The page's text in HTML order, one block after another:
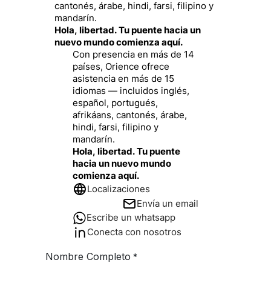
cantonés, árabe, hindi, farsi, filipino y
mandarín.
Hola, libertad. Tu puente hacia un
nuevo mundo comienza aquí.
Con presencia en más de 14
países, Orience ofrece
asistencia en más de 15
idiomas — incluidos inglés,
español, portugués,
afrikáans, cantonés, árabe,
hindi, farsi, filipino y
mandarín.
Hola, libertad. Tu puente
hacia un nuevo mundo
comienza aquí.
Localizaciones
Envía un email
Escribe un whatsapp
Conecta con nosotros